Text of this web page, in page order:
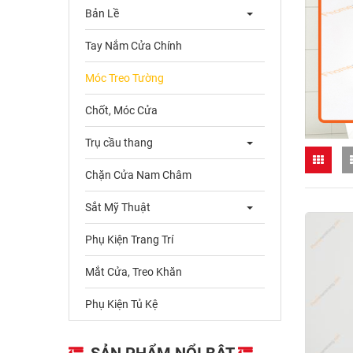
Bản Lề
Tay Nắm Cửa Chính
Móc Treo Tường
Chốt, Móc Cửa
Trụ cầu thang
Chặn Cửa Nam Châm
Sắt Mỹ Thuật
Phụ Kiện Trang Trí
Mắt Cửa, Treo Khăn
Phụ Kiện Tủ Kệ